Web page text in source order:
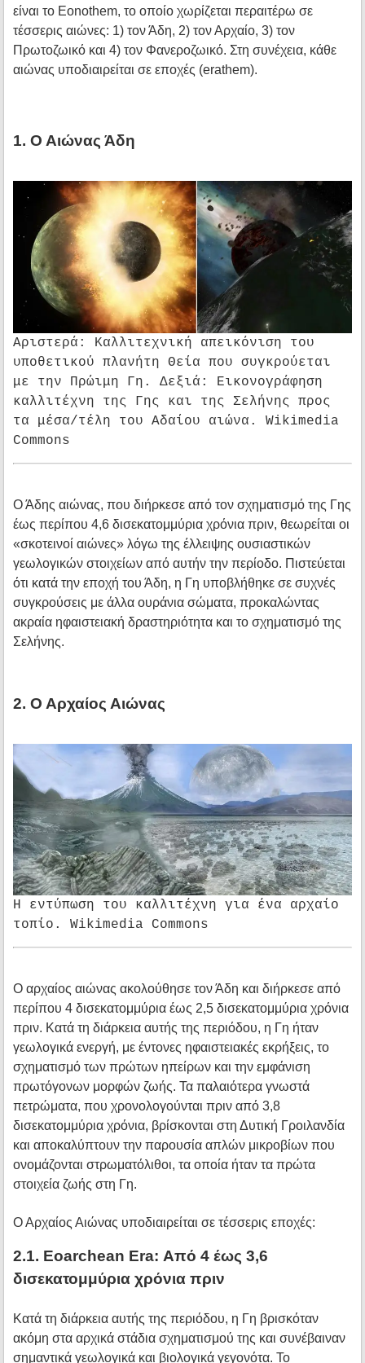
είναι το Eonothem, το οποίο χωρίζεται περαιτέρω σε
τέσσερις αιώνες: 1) τον Άδη, 2) τον Αρχαίο, 3) τον
Πρωτοζωικό και 4) τον Φανεροζωικό. Στη συνέχεια, κάθε
αιώνας υποδιαιρείται σε εποχές (erathem).
1. Ο Αιώνας Άδη
Αριστερά: Καλλιτεχνική απεικόνιση του
υποθετικού πλανήτη Θεία που συγκρούεται
με την Πρώιμη Γη. Δεξιά: Εικονογράφηση
καλλιτέχνη της Γης και της Σελήνης προς
τα μέσα/τέλη του Αδαίου αιώνα. Wikimedia
Commons
Ο Άδης αιώνας, που διήρκεσε από τον σχηματισμό της Γης
έως περίπου 4,6 δισεκατομμύρια χρόνια πριν, θεωρείται οι
«σκοτεινοί αιώνες» λόγω της έλλειψης ουσιαστικών
γεωλογικών στοιχείων από αυτήν την περίοδο. Πιστεύεται
ότι κατά την εποχή του Άδη, η Γη υποβλήθηκε σε συχνές
συγκρούσεις με άλλα ουράνια σώματα, προκαλώντας
ακραία ηφαιστειακή δραστηριότητα και το σχηματισμό της
Σελήνης.
2. Ο Αρχαίος Αιώνας
Η εντύπωση του καλλιτέχνη για ένα αρχαίο
τοπίο. Wikimedia Commons
Ο αρχαίος αιώνας ακολούθησε τον Άδη και διήρκεσε από
περίπου 4 δισεκατομμύρια έως 2,5 δισεκατομμύρια χρόνια
πριν. Κατά τη διάρκεια αυτής της περιόδου, η Γη ήταν
γεωλογικά ενεργή, με έντονες ηφαιστειακές εκρήξεις, το
σχηματισμό των πρώτων ηπείρων και την εμφάνιση
πρωτόγονων μορφών ζωής. Τα παλαιότερα γνωστά
πετρώματα, που χρονολογούνται πριν από 3,8
δισεκατομμύρια χρόνια, βρίσκονται στη Δυτική Γροιλανδία
και αποκαλύπτουν την παρουσία απλών μικροβίων που
ονομάζονται στρωματόλιθοι, τα οποία ήταν τα πρώτα
στοιχεία ζωής στη Γη.
Ο Αρχαίος Αιώνας υποδιαιρείται σε τέσσερις εποχές:
2.1. Eoarchean Era: Από 4 έως 3,6
δισεκατομμύρια χρόνια πριν
Κατά τη διάρκεια αυτής της περιόδου, η Γη βρισκόταν
ακόμη στα αρχικά στάδια σχηματισμού της και συνέβαιναν
σημαντικά γεωλογικά και βιολογικά γεγονότα. Το